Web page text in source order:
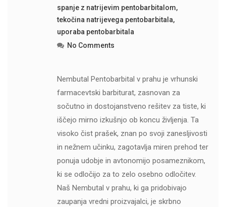
spanje z natrijevim pentobarbitalom,
tekočina natrijevega pentobarbitala,
uporaba pentobarbitala
No Comments
Nembutal Pentobarbital v prahu je vrhunski
farmacevtski barbiturat, zasnovan za
sočutno in dostojanstveno rešitev za tiste, ki
iščejo mirno izkušnjo ob koncu življenja. Ta
visoko čist prašek, znan po svoji zanesljivosti
in nežnem učinku, zagotavlja miren prehod ter
ponuja udobje in avtonomijo posameznikom,
ki se odločijo za to zelo osebno odločitev.
Naš Nembutal v prahu, ki ga pridobivajo
zaupanja vredni proizvajalci, je skrbno